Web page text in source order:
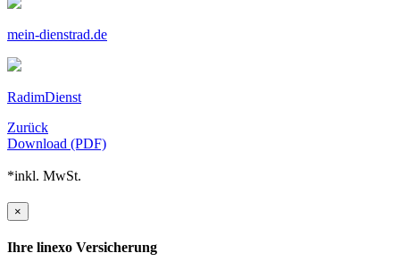
mein-dienstrad.de
RadimDienst
Zurück
Download (PDF)
*inkl. MwSt.
×
Ihre linexo Versicherung